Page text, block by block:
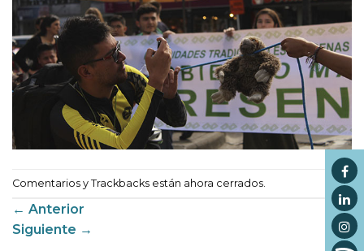
Comentarios y Trackbacks están ahora cerrados.
← Anterior
Siguiente →